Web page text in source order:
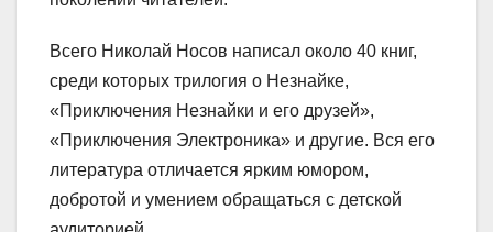
Всего Николай Носов написал около 40 книг,
среди которых трилогия о Незнайке,
«Приключения Незнайки и его друзей»,
«Приключения Электроника» и другие. Вся его
литература отличается ярким юмором,
добротой и умением обращаться с детской